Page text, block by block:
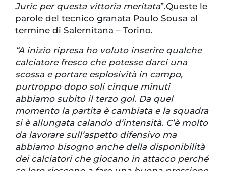
Juric per questa vittoria meritata”.Queste le
parole del tecnico granata Paulo Sousa al
termine di Salernitana – Torino.
“A inizio ripresa ho voluto inserire qualche
calciatore fresco che potesse darci una
scossa e portare esplosività in campo,
purtroppo dopo soli cinque minuti
abbiamo subito il terzo gol. Da quel
momento la partita è cambiata e la squadra
si è allungata calando d’intensità. C’è molto
da lavorare sull’aspetto difensivo ma
abbiamo bisogno anche della disponibilità
dei calciatori che giocano in attacco perché